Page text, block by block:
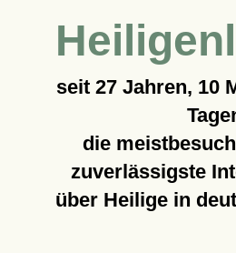
seit 27 Jahren, 10
die
zuverlässigste
über Heilige in